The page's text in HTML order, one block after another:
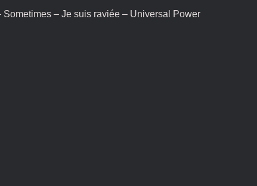
– Je suis raviée – Universal Power